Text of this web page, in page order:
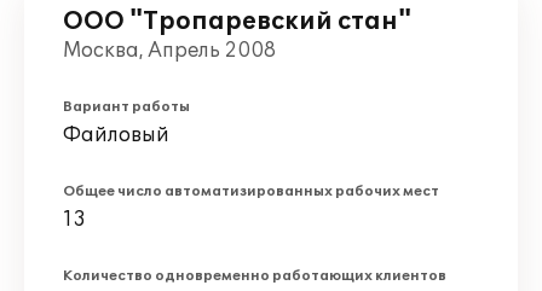
ООО "Тропаревский стан"
Москва, Апрель 2008
Вариант работы
Файловый
Общее число автоматизированных рабочих мест
13
Количество одновременно работающих клиентов